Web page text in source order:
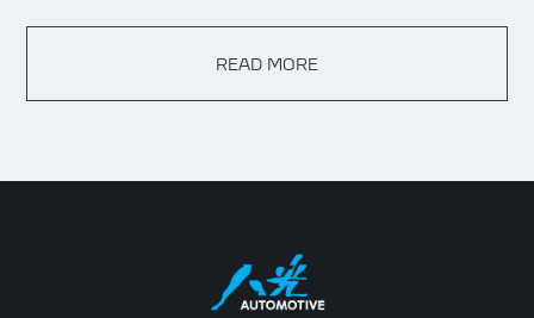
READ MORE